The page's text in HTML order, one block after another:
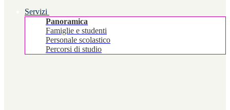
Servizi
Panoramica
Famiglie e studenti
Personale scolastico
Percorsi di studio